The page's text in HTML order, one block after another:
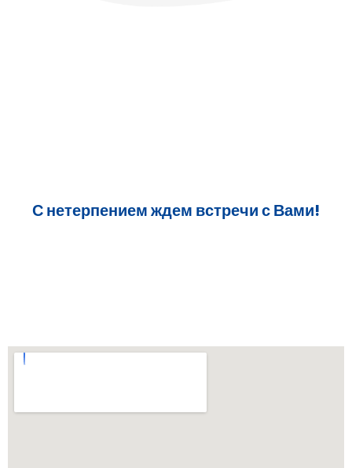
С нетерпением ждем встречи с Вами!